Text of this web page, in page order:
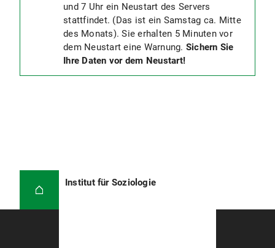
und 7 Uhr ein Neustart des Servers
stattfindet. (Das ist ein Samstag ca. Mitte
des Monats). Sie erhalten 5 Minuten vor
dem Neustart eine Warnung. Sichern Sie
Ihre Daten vor dem Neustart!
Institut für Soziologie